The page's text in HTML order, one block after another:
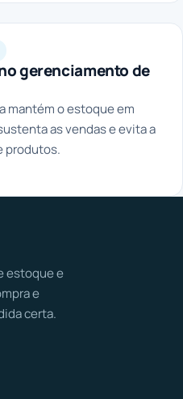
gerenciamento de
mantém o estoque em
as vendas e evita a
produtos.
estoque e
e
certa.